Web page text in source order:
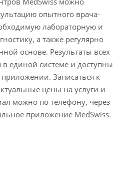
опытного врача-
лабораторную и
а также регулярно
основе. Результаты всех
в единой системе и доступны
Записаться к
цены на услуги и
можно по телефону, через
приложение MedSwiss.